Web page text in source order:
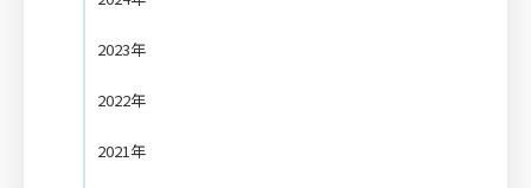
2023年
2022年
2021年